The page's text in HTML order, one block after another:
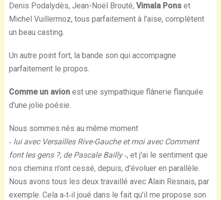
Denis Podalydès, Jean-Noël Brouté, Vimala Ponset
Michel Vuillermoz, tous parfaitement à l'aise, complètent
un beau casting.
Un autre point fort, la bande son qui accompagne
parfaitement le propos.
Comme un avionest une sympathique flânerie flanquée
d'une jolie poésie.
Nous sommes nés au même moment
‐ lui avec Versailles Rive-Gauche et moi avec Comment
font les gens ?, de Pascale Bailly ‐, et j'ai le sentiment que
nos chemins n'ont cessé, depuis, d'évoluer en parallèle.
Nous avons tous les deux travaillé avec Alain Resnais, par
exemple. Cela a‐t‐il joué dans le fait qu'il me propose son